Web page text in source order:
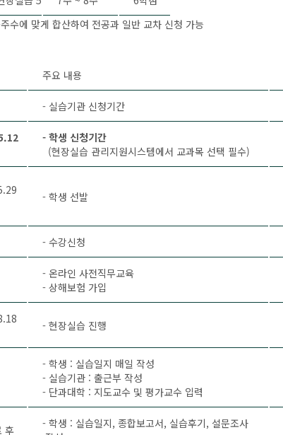
수에 맞게 합산하여 전공과 일반 교차 신청 가능
주요 내용
- 실습기관 신청기간
- 학생 신청기간
(현장실습 관리지원시스템에서 교과목 선택 필수)
- 학생 선발
- 수강신청
- 온라인 사전직무교육
- 상해보험 가입
- 현장실습 진행
- 학생 : 실습일지 매일 작성
- 실습기관 : 출근부 작성
- 단과대학 : 지도교수 및 평가교수 입력
후
- 학생 : 실습일지, 종합보고서, 실습후기, 설문조사